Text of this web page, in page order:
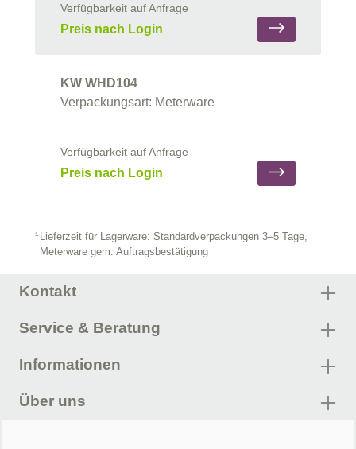
Verfügbarkeit auf Anfrage
Preis nach Login
KW WHD104
Verpackungsart: Meterware
Verfügbarkeit auf Anfrage
Preis nach Login
Lieferzeit für Lagerware: Standardverpackungen 3–5 Tage,
Meterware gem. Auftragsbestätigung
Kontakt
Service & Beratung
Informationen
Über uns